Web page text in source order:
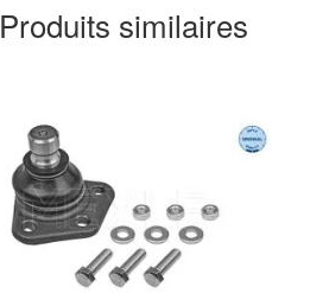
Produits similaires